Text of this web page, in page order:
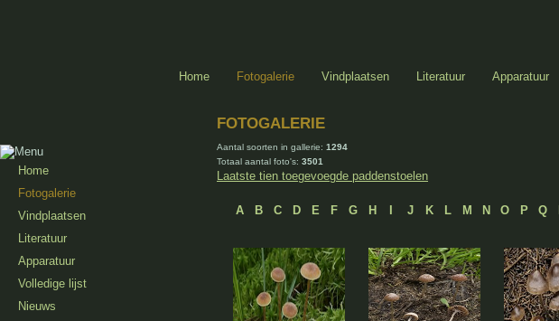
Home Fotogalerie Vindplaatsen Literatuur Apparatuur
Home
Fotogalerie
Vindplaatsen
Literatuur
Apparatuur
Volledige lijst
Nieuws
FOTOGALERIE
Aantal soorten in gallerie: 1294
Totaal aantal foto's: 3501
Laatste tien toegevoegde paddenstoelen
A B C D E F G H J K L M N O P Q